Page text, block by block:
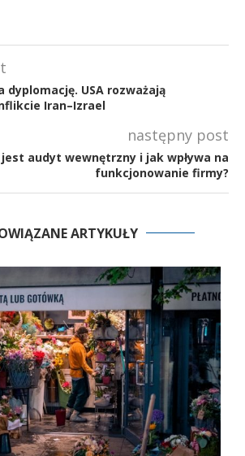
dyplomację. USA rozważają
Iran–Izrael
następny post
jest audyt wewnętrzny i jak wpływa na
funkcjonowanie firmy?
ARTYKUŁY